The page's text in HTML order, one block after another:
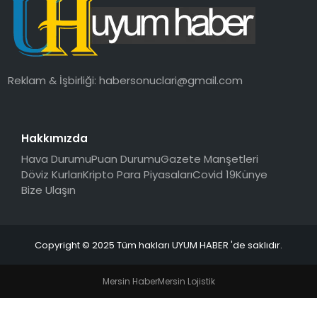
SAĞLIK
MAGAZIN
Reklam & İşbirliği:habersonuclari@gmail.com
Hakkımızda
Hava DurumuPuan DurumuGazete Manşetleri
Döviz KurlarıKripto Para PiyasalarıCovid 19Künye
Bize Ulaşın
Copyright © 2025 Tüm hakları UYUM HABER 'de saklıdır.
Mersin HaberMersin Lojistik